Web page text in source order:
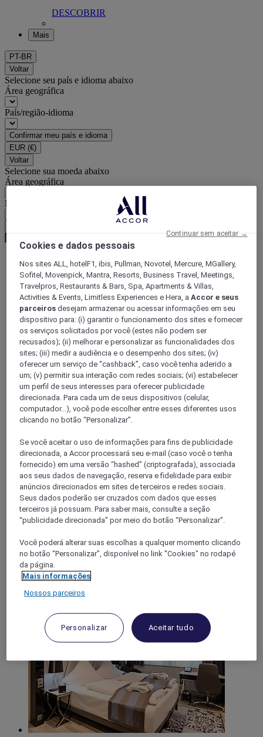
DESCOBRIR
Mais
PT-BR
Voltar
Selecione seu país e idioma abaixo
Área geográfica
País/região-idioma
Confirmar meu país e idioma
EUR (€)
Voltar
Selecione sua moeda abaixo
Área geográfica
Moeda
World
Europe
Germany
Hesse
Hanau
OFFENBACH, Alemanha
Mercure Frankfurt-Offenbach Ost
O novo Mercure Frankfurt-Offenbach Ost recebe-o nos seus
139 quartos confortáveis e totalmente equipados. Além de um
sala de pequeno-almoço e uma sala de fitness no piso inferior.
Desfrute de um delicioso pequeno-almoço de bufete com
pratos continentais e muitas opções vegetarianas. O hotel
dispõe também de instalações para reuniões para até 150
Cookies e dados pessoais
Nos sites ALL, hotelF1, ibis, Pullman, Novotel, Mercure, MGallery,
Sofitel, Movenpick, Mantra, Resorts, Business Travel, Meetings,
Travelpros, Restaurants & Bars, Spa, Apartments & Villas,
Activities & Events, Limitless Experiences e Hera, aAccor e seus
parceiros desejam armazenar ou acessar informações em seu
dispositivo para: (i) garantir o funcionamento dos sites e fornecer
os serviços solicitados por você (estes não podem ser
recusados); (ii) melhorar e personalizar as funcionalidades dos
sites; (iii) medir a audiência e o desempenho dos sites; (iv)
oferecer um serviço de “cashback”, caso você tenha aderido a
um; (v) permitir sua interação com redes sociais; (vi) estabelecer
um perfil de seus interesses para oferecer publicidade
direcionada. Para cada um de seus dispositivos (celular,
computador...), você pode escolher entre esses diferentes usos
clicando no botão “Personalizar”.
Se você aceitar o uso de informações para fins de publicidade
direcionada, a Accor processará seu e-mail (caso você o tenha
fornecido) em uma versão “hashed” (criptografada), associada
aos seus dados de navegação, reserva e fidelidade para exibir
anúncios direcionados em sites de terceiros e redes sociais.
Seus dados poderão ser cruzados com dados que esses
terceiros já possuam. Para saber mais, consulte a seção
“publicidade direcionada” por meio do botão “Personalizar”.
Você poderá alterar suas escolhas a qualquer momento clicando
no botão “Personalizar”, disponível no link "Cookies" no rodapé
da página.
Mais informações
Nossos parceiros
Personalizar Aceitar tudo
Continuar sem aceitar →